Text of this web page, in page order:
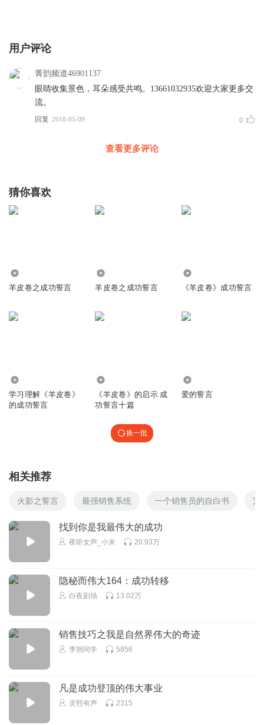
用户评论
菁韵频道46901137
眼睛收集景色，耳朵感受共鸣。13661032935欢迎大家更多交
流。
回复 2018-05-09 0
查看更多评论
猜你喜欢
羊皮卷之成功誓言 羊皮卷之成功誓言 《羊皮卷》成功誓言
学习理解《羊皮卷》
的成功誓言
《羊皮卷》的启示 成
功誓言十篇
爱的誓言
换一批
相关推荐
火影之誓言 最强销售系统 一个销售员的自白书 宠
找到你是我最伟大的成功
夜听女声_小末 20.93万
隐秘而伟大164：成功转移
白夜剧场 13.02万
销售技巧之我是自然界伟大的奇迹
李朔同学 5856
凡是成功登顶的伟大事业
灵熙有声 2315